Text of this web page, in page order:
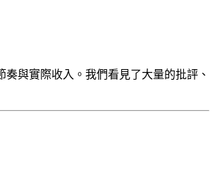
與實際收入。我們看見了大量的批評、